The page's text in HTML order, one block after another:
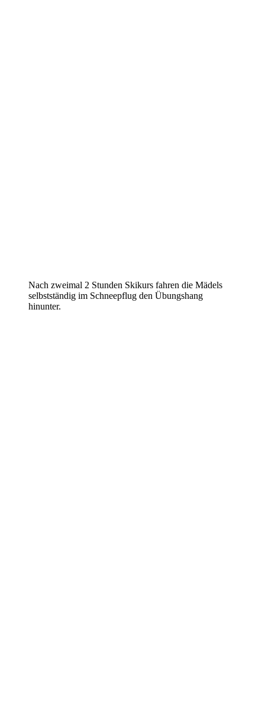
Nach zweimal 2 Stunden Skikurs fahren die Mädels
selbstständig im Schneepflug den Übungshang
hinunter.